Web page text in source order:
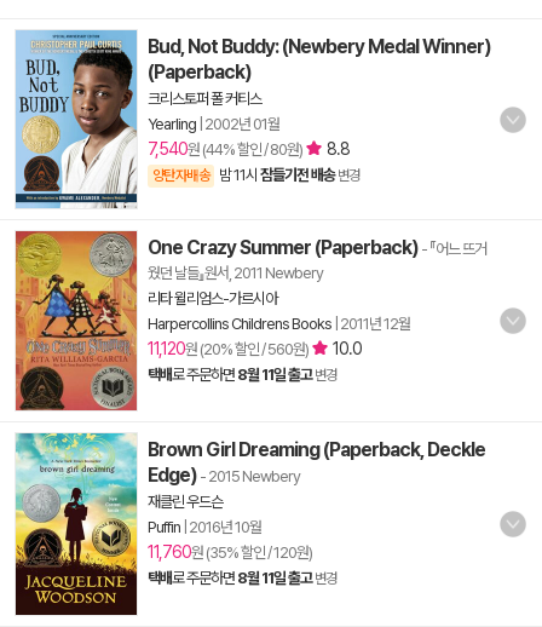
Bud, Not Buddy: (Newbery Medal Winner)
(Paperback)
크리스토퍼 폴 커티스
Yearling 2002년 01월
7,540원 (44% 할인 / 80원) 8.8
양탄자배송 밤 11시 잠들기전 배송 변경
One Crazy Summer (Paperback) - 『어느 뜨거
웠던 날들』원서, 2011 Newbery
리타 윌리엄스-가르시아
Harpercollins Childrens Books 2011년 12월
11,120원 (20% 할인 / 560원) 10.0
택배로 주문하면 8월 11일 출고 변경
Brown Girl Dreaming (Paperback, Deckle
Edge) - 2015 Newbery
재클린 우드슨
Puffin 2016년 10월
11,760원 (35% 할인 / 120원)
택배로 주문하면 8월 11일 출고 변경